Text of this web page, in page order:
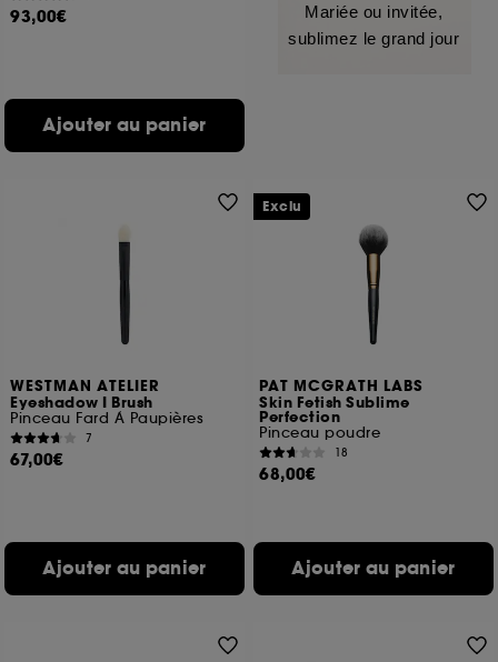
93,00€
Ajouter au panier
Mariée ou invitée,
sublimez le grand jour
WESTMAN ATELIER
Eyeshadow I Brush
Pinceau Fard À Paupières
7
67,00€
Ajouter au panier
PAT MCGRATH LABS
Skin Fetish Sublime
Perfection
Pinceau poudre
18
68,00€
Ajouter au panier
Exclu